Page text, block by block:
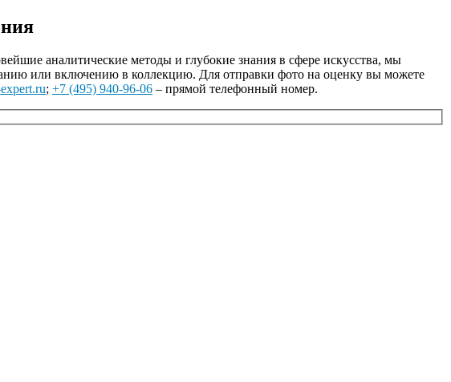
аналитические методы и глубокие знания в сфере искусства, мы
или включению в коллекцию. Для отправки фото на оценку вы можете
; +7 (495) 940-96-06 – прямой телефонный номер.